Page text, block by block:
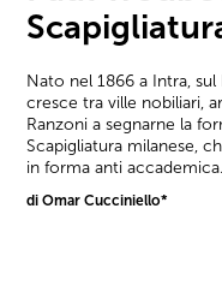
Nato nel 1866 a Intra,
cresce tra ville nobiliari,
Ranzoni a segnarne la
Scapigliatura milanese,
in forma anti accademica.
di Omar Cucciniello*